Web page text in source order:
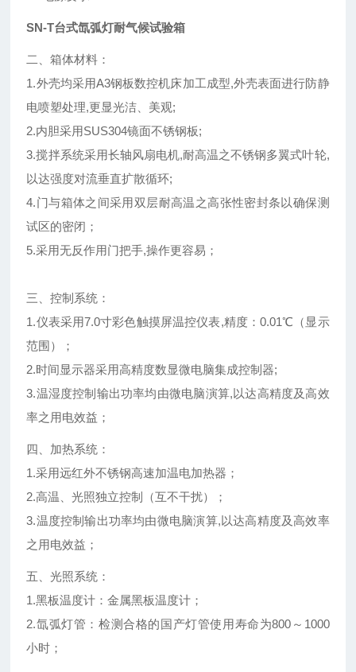
SN-T台式氙弧灯耐气候试验箱
二、箱体材料：
1.外壳均采用A3钢板数控机床加工成型,外壳表面进行防静
电喷塑处理,更显光洁、美观;
2.内胆采用SUS304镜面不锈钢板;
3.搅拌系统采用长轴风扇电机,耐高温之不锈钢多翼式叶轮,
以达强度对流垂直扩散循环;
4.门与箱体之间采用双层耐高温之高张性密封条以确保测
试区的密闭；
5.采用无反作用门把手,操作更容易；
三、控制系统：
1.仪表采用7.0寸彩色触摸屏温控仪表,精度：0.01℃（显示
范围）；
2.时间显示器采用高精度数显微电脑集成控制器;
3.温湿度控制输出功率均由微电脑演算,以达高精度及高效
率之用电效益；
四、加热系统：
1.采用远红外不锈钢高速加温电加热器；
2.高温、光照独立控制（互不干扰）；
3.温度控制输出功率均由微电脑演算,以达高精度及高效率
之用电效益；
五、光照系统：
1.黑板温度计：金属黑板温度计；
2.氙弧灯管：检测合格的国产灯管使用寿命为800～1000
小时；